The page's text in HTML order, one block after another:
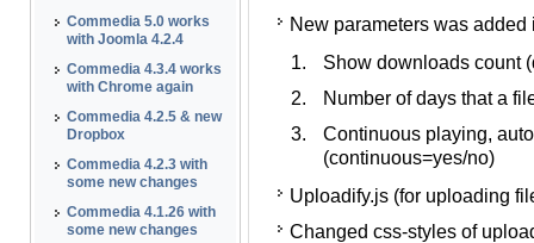
Commedia 5.0 works
with Joomla 4.2.4
Commedia 4.3.4 works
with Chrome again
Commedia 4.2.5 & new
Dropbox
Commedia 4.2.3 with
some new changes
Commedia 4.1.26 with
some new changes
New parameters was added
Show downloads count
Number of days that a
Continuous playing,
(continuous=yes/no)
Uploadify.js (for uploading
Changed css-styles of
В теги Commedia
Показывать
Сколько дней
Автопереход на
(continuous=yes/no)
Uploadify.js (для загрузки
Немного переписаны